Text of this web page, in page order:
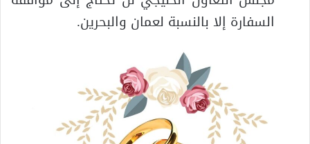
السفارة إلا بالنسبة لعمان والبحرين.